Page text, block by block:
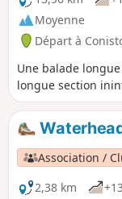
Moyenne
Départ à
Une balade
longue section
Association /
2,38 km